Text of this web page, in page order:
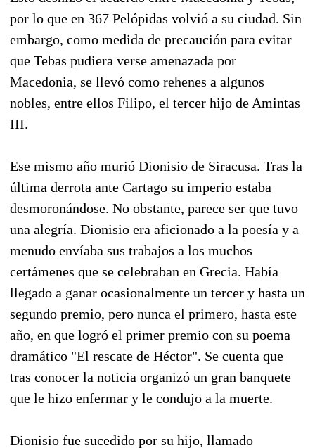
por lo que en 367 Pelópidas volvió a su ciudad. Sin
embargo, como medida de precaución para evitar
que Tebas pudiera verse amenazada por
Macedonia, se llevó como rehenes a algunos
nobles, entre ellos Filipo, el tercer hijo de Amintas
III.
Ese mismo año murió Dionisio de Siracusa. Tras la
última derrota ante Cartago su imperio estaba
desmoronándose. No obstante, parece ser que tuvo
una alegría. Dionisio era aficionado a la poesía y a
menudo envíaba sus trabajos a los muchos
certámenes que se celebraban en Grecia. Había
llegado a ganar ocasionalmente un tercer y hasta un
segundo premio, pero nunca el primero, hasta este
año, en que logró el primer premio con su poema
dramático "El rescate de Héctor". Se cuenta que
tras conocer la noticia organizó un gran banquete
que le hizo enfermar y le condujo a la muerte.
Dionisio fue sucedido por su hijo, llamado